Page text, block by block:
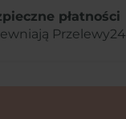
płatności
Przelewy24